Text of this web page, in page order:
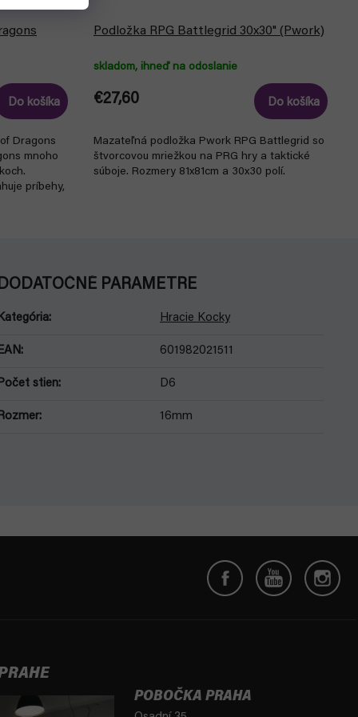
Do košíka
Dragons
mnoho
príbehy,
Podložka RPG Battlegrid 30x30" (Pwork)
skladom, ihneď na odoslanie
€27,60 Do košíka
Mazateľná podložka Pwork RPG Battlegrid so
štvorcovou mriežkou na PRG hry a taktické
súboje. Rozmery 81x81cm a 30x30 polí.
PARAMETRE
: Hracie Kocky
: 601982021511
stien: D6
: 16mm
POBOČKA PRAHA